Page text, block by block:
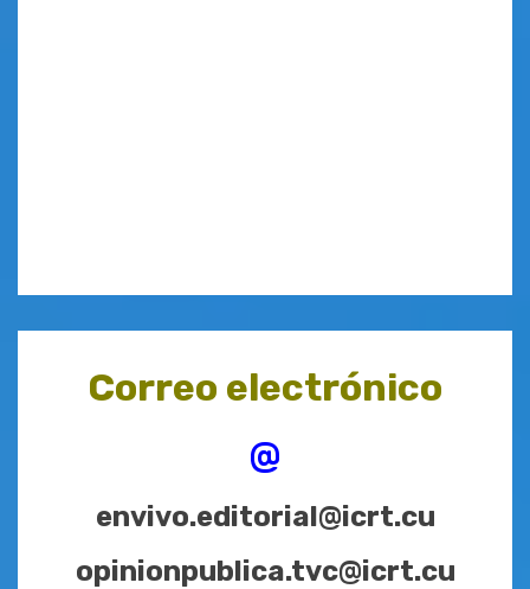
Correo electrónico
@
envivo.editorial@icrt.cu
opinionpublica.tvc@icrt.cu